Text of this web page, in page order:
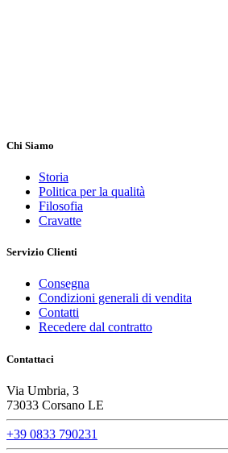
Chi Siamo
Storia
Politica per la qualità
Filosofia
Cravatte
Servizio Clienti
Consegna
Condizioni generali di vendita
Contatti
Recedere dal contratto
Contattaci
Via Umbria, 3
73033 Corsano LE
+39 0833 790231